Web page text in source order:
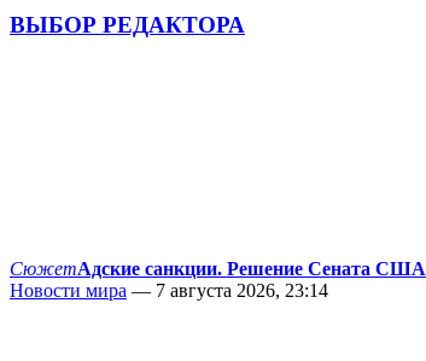
ВЫБОР РЕДАКТОРА
СюжетАдские санкции. Решение Сената США
Новости мира — 7 августа 2026, 23:14